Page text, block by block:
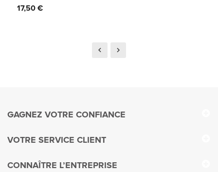
Prix
17,50 €
GAGNEZ VOTRE CONFIANCE
VOTRE SERVICE CLIENT
CONNAÎTRE L’ENTREPRISE